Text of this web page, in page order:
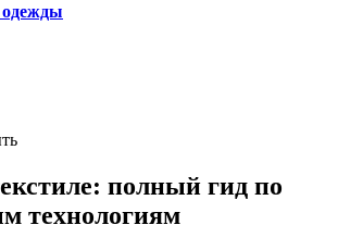
полный гид по
технологиям